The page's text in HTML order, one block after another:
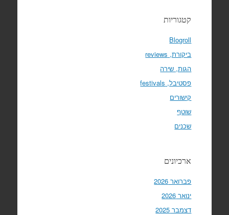
קטגוריות
Blogroll
ביקורת, reviews
הגות, שירה
פסטיבל, festivals
קישורים
שוטף
שכנים
ארכיונים
פברואר 2026
ינואר 2026
דצמבר 2025